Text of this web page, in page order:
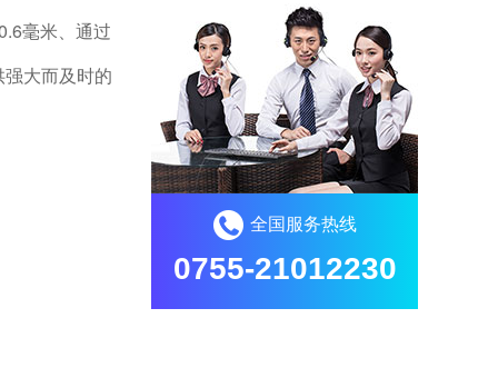
毫米、通过
大而及时的
全国服务热线
0755-21012230